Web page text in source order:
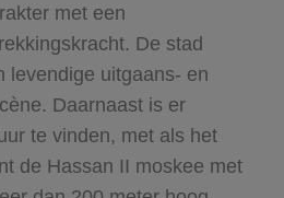
met een
De stad
levendige uitgaans- en
Daarnaast is er
te vinden, met als het
de Hassan II moskee met